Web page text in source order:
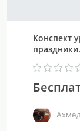
Конспект